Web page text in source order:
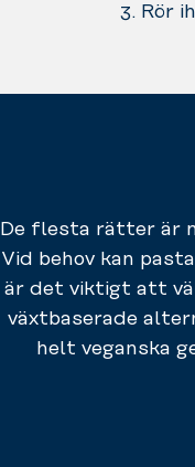
3. Rör
De flesta rätter är
Vid behov kan
är det viktigt att
växtbaserade
helt veganska